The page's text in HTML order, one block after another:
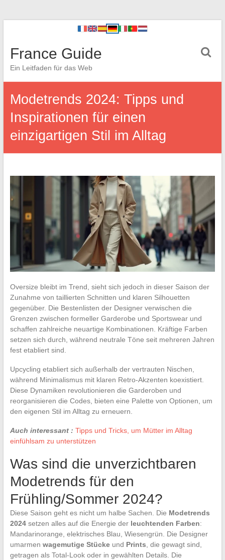
France Guide
Ein Leitfaden für das Web
Modetrends 2024: Tipps und
Inspirationen für einen
einzigartigen Stil im Alltag
Oversize bleibt im Trend, sieht sich jedoch in dieser Saison der
Zunahme von taillierten Schnitten und klaren Silhouetten
gegenüber. Die Bestenlisten der Designer verwischen die
Grenzen zwischen formeller Garderobe und Sportswear und
schaffen zahlreiche neuartige Kombinationen. Kräftige Farben
setzen sich durch, während neutrale Töne seit mehreren Jahren
fest etabliert sind.
Upcycling etabliert sich außerhalb der vertrauten Nischen,
während Minimalismus mit klaren Retro-Akzenten koexistiert.
Diese Dynamiken revolutionieren die Garderoben und
reorganisieren die Codes, bieten eine Palette von Optionen, um
den eigenen Stil im Alltag zu erneuern.
Auch interessant : Tipps und Tricks, um Mütter im Alltag
einfühlsam zu unterstützen
Was sind die unverzichtbaren
Modetrends für den
Frühling/Sommer 2024?
Diese Saison geht es nicht um halbe Sachen. Die Modetrends
2024setzen alles auf die Energie der leuchtenden Farben:
Mandarinorange, elektrisches Blau, Wiesengrün. Die Designer
umarmen wagemutige Stückeund Prints , die gewagt sind,
getragen als Total-Look oder in gewählten Details. Die